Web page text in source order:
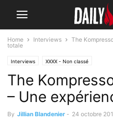
Home Interviews
The
totale
Interviews XXXX - Non classé
The
– Une
By Jillian Blandenier - 24 octobre